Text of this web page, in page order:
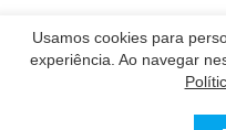
Nossos Parceiros
Usamos cookies para
experiência. Ao navegar